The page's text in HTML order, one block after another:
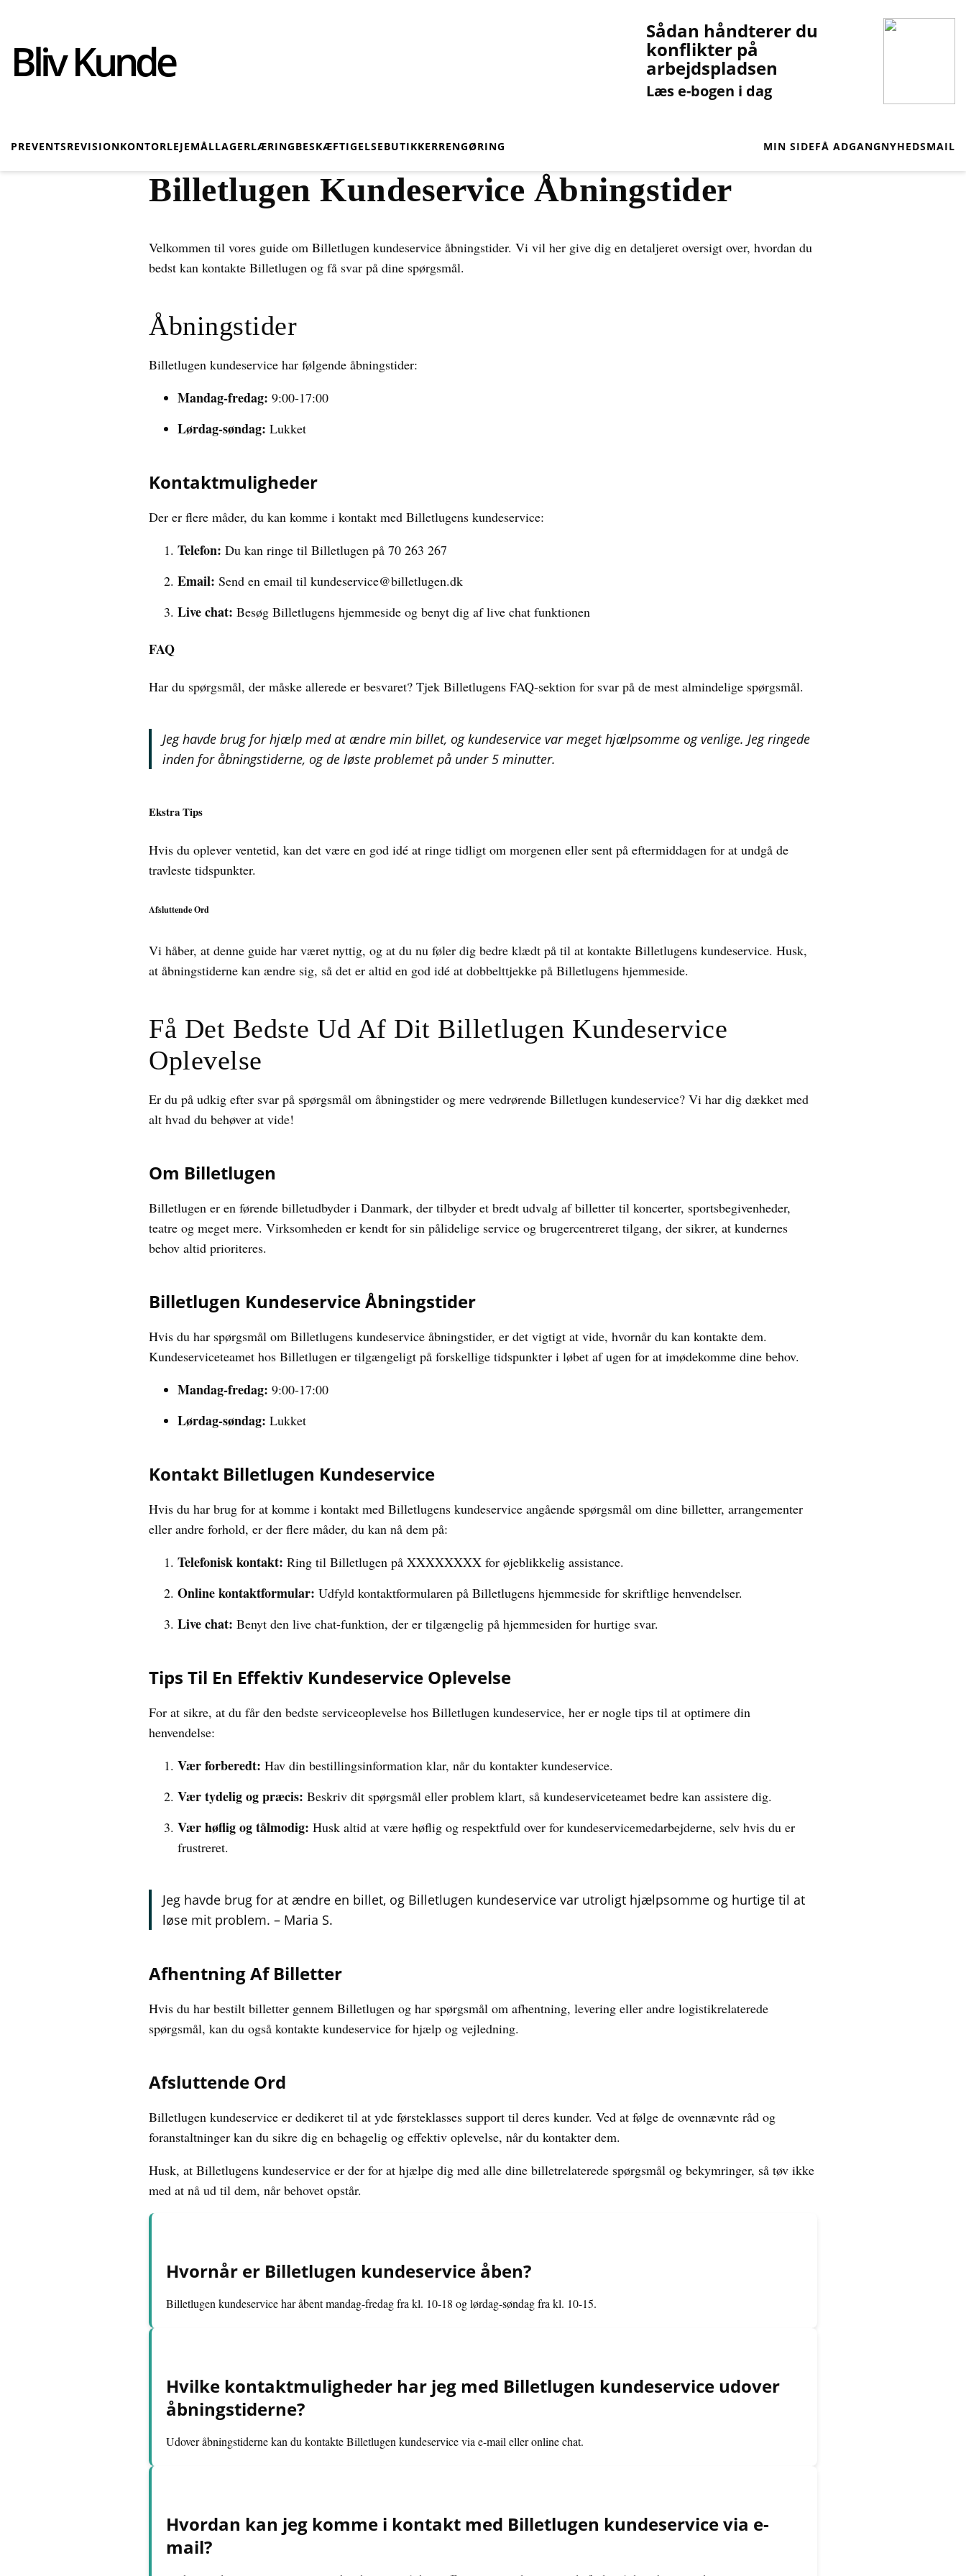
Bliv Kunde
Sådan håndterer du
konflikter på
arbejdspladsen
Læs e-bogen i dag
PREVENTSREVISIONKONTORLEJEMÅLLAGERLÆRINGBESKÆFTIGELSEBUTIKKERRENGØRING MIN SIDEFÅ ADGANGNYHEDSMAIL
Billetlugen Kundeservice Åbningstider
Velkommen til vores guide om Billetlugen kundeservice åbningstider. Vi vil her give dig en detaljeret oversigt over, hvordan du
bedst kan kontakte Billetlugen og få svar på dine spørgsmål.
Åbningstider
Billetlugen kundeservice har følgende åbningstider:
Mandag-fredag: 9:00-17:00
Lørdag-søndag: Lukket
Kontaktmuligheder
Der er flere måder, du kan komme i kontakt med Billetlugens kundeservice:
Telefon: Du kan ringe til Billetlugen på 70 263 267
Email: Send en email til kundeservice@billetlugen.dk
Live chat: Besøg Billetlugens hjemmeside og benyt dig af live chat funktionen
FAQ
Har du spørgsmål, der måske allerede er besvaret? Tjek Billetlugens FAQ-sektion for svar på de mest almindelige spørgsmål.
Jeg havde brug for hjælp med at ændre min billet, og kundeservice var meget hjælpsomme og venlige. Jeg ringede
inden for åbningstiderne, og de løste problemet på under 5 minutter.
Ekstra Tips
Hvis du oplever ventetid, kan det være en god idé at ringe tidligt om morgenen eller sent på eftermiddagen for at undgå de
travleste tidspunkter.
Afsluttende Ord
Vi håber, at denne guide har været nyttig, og at du nu føler dig bedre klædt på til at kontakte Billetlugens kundeservice. Husk,
at åbningstiderne kan ændre sig, så det er altid en god idé at dobbelttjekke på Billetlugens hjemmeside.
Få Det Bedste Ud Af Dit Billetlugen Kundeservice
Oplevelse
Er du på udkig efter svar på spørgsmål om åbningstider og mere vedrørende Billetlugen kundeservice? Vi har dig dækket med
alt hvad du behøver at vide!
Om Billetlugen
Billetlugen er en førende billetudbyder i Danmark, der tilbyder et bredt udvalg af billetter til koncerter, sportsbegivenheder,
teatre og meget mere. Virksomheden er kendt for sin pålidelige service og brugercentreret tilgang, der sikrer, at kundernes
behov altid prioriteres.
Billetlugen Kundeservice Åbningstider
Hvis du har spørgsmål om Billetlugens kundeservice åbningstider, er det vigtigt at vide, hvornår du kan kontakte dem.
Kundeserviceteamet hos Billetlugen er tilgængeligt på forskellige tidspunkter i løbet af ugen for at imødekomme dine behov.
Mandag-fredag: 9:00-17:00
Lørdag-søndag: Lukket
Kontakt Billetlugen Kundeservice
Hvis du har brug for at komme i kontakt med Billetlugens kundeservice angående spørgsmål om dine billetter, arrangementer
eller andre forhold, er der flere måder, du kan nå dem på:
Telefonisk kontakt: Ring til Billetlugen på XXXXXXXX for øjeblikkelig assistance.
Online kontaktformular: Udfyld kontaktformularen på Billetlugens hjemmeside for skriftlige henvendelser.
Live chat: Benyt den live chat-funktion, der er tilgængelig på hjemmesiden for hurtige svar.
Tips Til En Effektiv Kundeservice Oplevelse
For at sikre, at du får den bedste serviceoplevelse hos Billetlugen kundeservice, her er nogle tips til at optimere din
henvendelse:
Vær forberedt: Hav din bestillingsinformation klar, når du kontakter kundeservice.
Vær tydelig og præcis: Beskriv dit spørgsmål eller problem klart, så kundeserviceteamet bedre kan assistere dig.
Vær høflig og tålmodig: Husk altid at være høflig og respektfuld over for kundeservicemedarbejderne, selv hvis du er
frustreret.
Jeg havde brug for at ændre en billet, og Billetlugen kundeservice var utroligt hjælpsomme og hurtige til at
løse mit problem. – Maria S.
Afhentning Af Billetter
Hvis du har bestilt billetter gennem Billetlugen og har spørgsmål om afhentning, levering eller andre logistikrelaterede
spørgsmål, kan du også kontakte kundeservice for hjælp og vejledning.
Afsluttende Ord
Billetlugen kundeservice er dedikeret til at yde førsteklasses support til deres kunder. Ved at følge de ovennævnte råd og
foranstaltninger kan du sikre dig en behagelig og effektiv oplevelse, når du kontakter dem.
Husk, at Billetlugens kundeservice er der for at hjælpe dig med alle dine billetrelaterede spørgsmål og bekymringer, så tøv ikke
med at nå ud til dem, når behovet opstår.
Hvornår er Billetlugen kundeservice åben?
Billetlugen kundeservice har åbent mandag-fredag fra kl. 10-18 og lørdag-søndag fra kl. 10-15.
Hvilke kontaktmuligheder har jeg med Billetlugen kundeservice udover
åbningstiderne?
Udover åbningstiderne kan du kontakte Billetlugen kundeservice via e-mail eller online chat.
Hvordan kan jeg komme i kontakt med Billetlugen kundeservice via e-
mail?